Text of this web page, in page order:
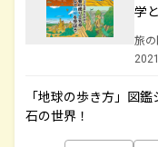
学
旅
「地球の歩き方」図
石の世界！